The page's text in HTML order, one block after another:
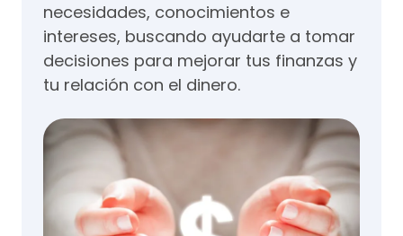
necesidades, conocimientos e
intereses, buscando ayudarte a tomar
decisiones para mejorar tus finanzas y
tu relación con el dinero.